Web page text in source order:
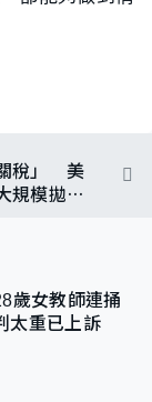
稅」 美
規模拋
歲女教師連捅
太重已上訴